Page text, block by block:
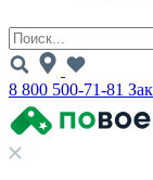
8 800 500-71-81